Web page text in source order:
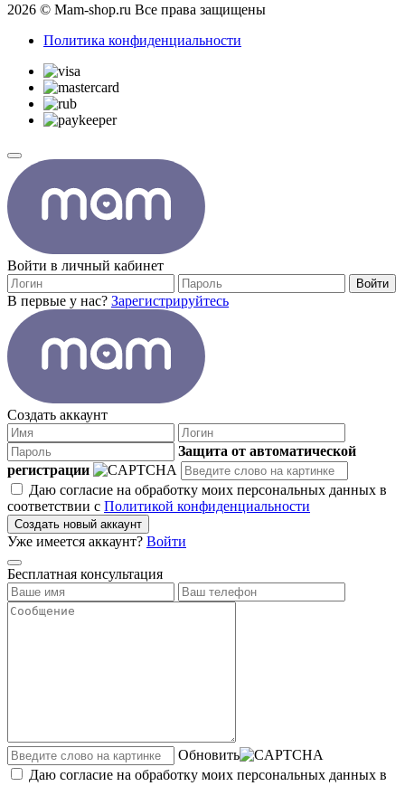
2026 © Mam-shop.ru Все права защищены
Политика конфиденциальности
Войти в личный кабинет
Войти
В первые у нас? Зарегистрируйтесь
Создать аккаунт
Защита от автоматической
регистрации
Даю согласие на обработку моих персональных данных в
соответствии с Политикой конфиденциальности
Создать новый аккаунт
Уже имеется аккаунт? Войти
Бесплатная консультация
Обновить
Даю согласие на обработку моих персональных данных в